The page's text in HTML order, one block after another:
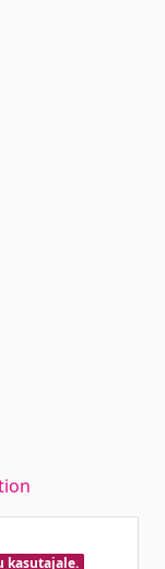
kasutajale.